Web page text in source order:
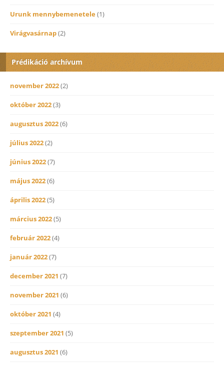
Urunk mennybemenetele(1)
Virágvasárnap(2)
Prédikáció archívum
november 2022(2)
október 2022(3)
augusztus 2022(6)
július 2022(2)
június 2022(7)
május 2022(6)
április 2022(5)
március 2022(5)
február 2022(4)
január 2022(7)
december 2021 (7)
november 2021 (6)
október 2021 (4)
szeptember 2021 (5)
augusztus 2021 (6)